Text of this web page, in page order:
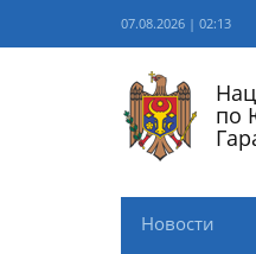
07.08.2026 | 02:13
по
Новости